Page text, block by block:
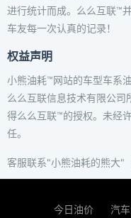
进行统计而成。么么互联™
车友每一次认真的记录！
权益声明
小熊油耗™网站的车型车系
么么互联信息技术有限公司
得么么互联™的授权。未经
任。
客服联系"小熊油耗的熊大"
今日油价 汽